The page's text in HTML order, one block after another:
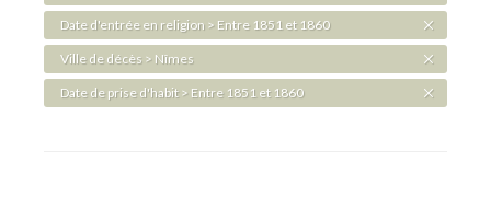
Date d'entrée en religion > Entre 1851 et 1860
Ville de décès > Nîmes
Date de prise d'habit > Entre 1851 et 1860